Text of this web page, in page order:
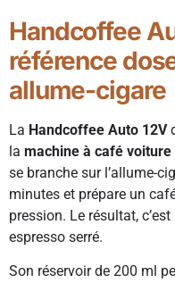
Handcoffee
référence
allume-cigare
La Handcoffee Auto 12V
la machine à café voiture
se branche sur l’allume-
minutes et prépare un
pression. Le résultat,
espresso serré.
Son réservoir de 200 ml